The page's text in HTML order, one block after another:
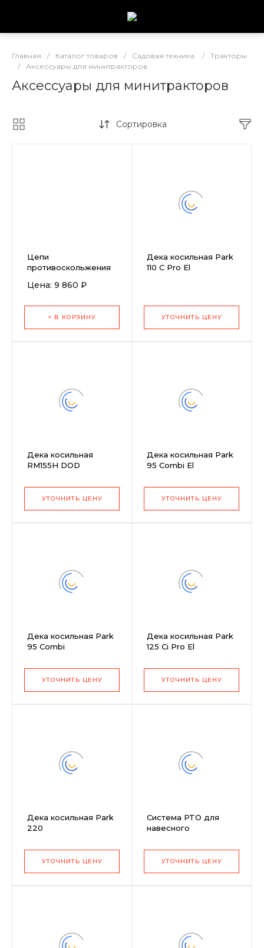
Главная / Каталог товаров / Садовая техника /
Тракторы
/
Аксессуары для минитракторов
Аксессуары для минитракторов
Сортировка
Цепи
противоскольжения
20.00&amp;quot;,
Цена: 9 860 ₽
+ В КОРЗИНУ
Дека косильная Park
110 C Pro El
УТОЧНИТЬ ЦЕНУ
Дека косильная
RM155H DOD
УТОЧНИТЬ ЦЕНУ
Дека косильная Park
95 Combi El
УТОЧНИТЬ ЦЕНУ
Дека косильная Park
95 Combi
УТОЧНИТЬ ЦЕНУ
Дека косильная Park
125 Ci Pro El
УТОЧНИТЬ ЦЕНУ
Дека косильная Park
220
УТОЧНИТЬ ЦЕНУ
Система PTO для
навесного
102/122 cm
(299900600/2)
УТОЧНИТЬ ЦЕНУ